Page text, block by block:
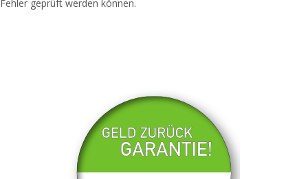
Fehler geprüft werden können.